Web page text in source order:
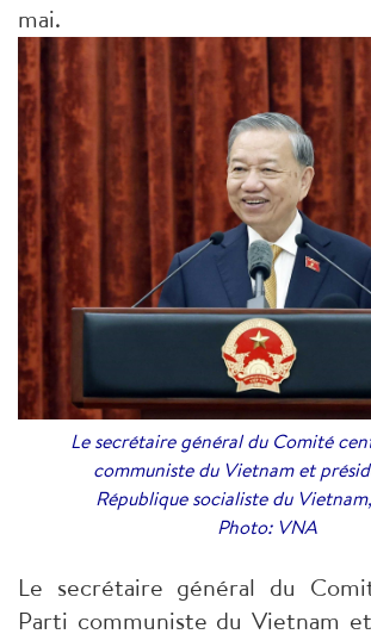
mai.
Le secrétaire général du Comité
communiste du Vietnam et
République socialiste du
Photo: VNA
Le secrétaire général du
Parti communiste du Vietnam